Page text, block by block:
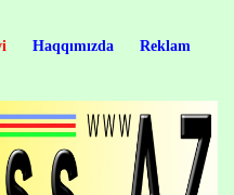
Haqqımızda
Reklam